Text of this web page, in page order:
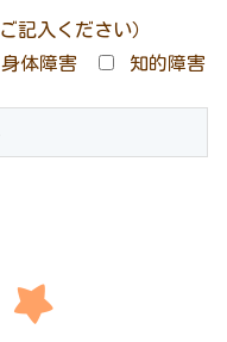
記入ください）
身体障害 知的障害